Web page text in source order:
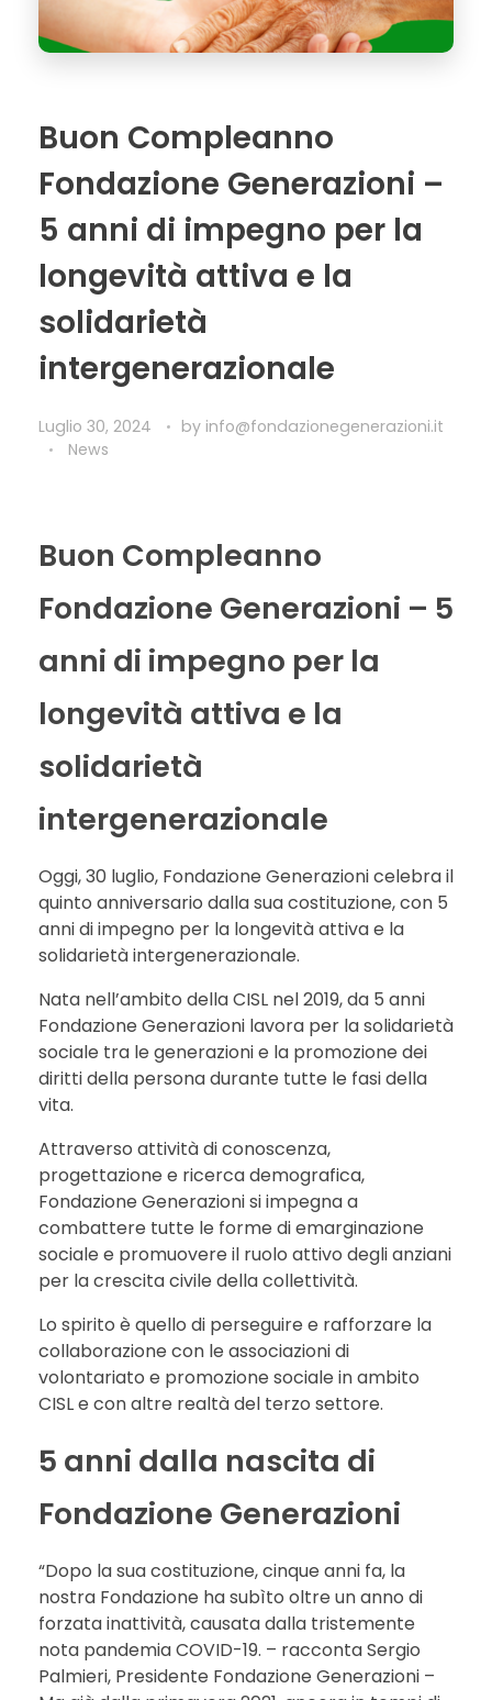
Buon Compleanno
Fondazione Generazioni –
5 anni di impegno per la
longevità attiva e la
solidarietà
intergenerazionale
Luglio 30, 2024 by info@fondazionegenerazioni.it
News
Buon Compleanno
Fondazione Generazioni – 5
anni di impegno per la
longevità attiva e la
solidarietà
intergenerazionale
Oggi, 30 luglio, Fondazione Generazioni celebra il
quinto anniversario dalla sua costituzione, con 5
anni di impegno per la longevità attiva e la
solidarietà intergenerazionale.
Nata nell’ambito della CISL nel 2019, da 5 anni
Fondazione Generazioni lavora per la solidarietà
sociale tra le generazioni e la promozione dei
diritti della persona durante tutte le fasi della
vita.
Attraverso attività di conoscenza,
progettazione e ricerca demografica,
Fondazione Generazioni si impegna a
combattere tutte le forme di emarginazione
sociale e promuovere il ruolo attivo degli anziani
per la crescita civile della collettività.
Lo spirito è quello di perseguire e rafforzare la
collaborazione con le associazioni di
volontariato e promozione sociale in ambito
CISL e con altre realtà del terzo settore.
5 anni dalla nascita di
Fondazione Generazioni
“Dopo la sua costituzione, cinque anni fa, la
nostra Fondazione ha subìto oltre un anno di
forzata inattività, causata dalla tristemente
nota pandemia COVID-19. – racconta Sergio
Palmieri, Presidente Fondazione Generazioni –